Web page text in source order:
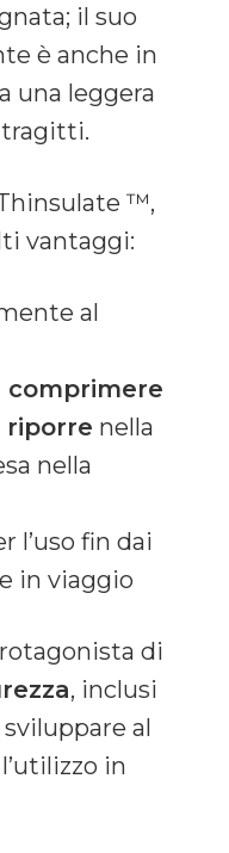
il suo
è anche in
una leggera
™,
vantaggi:
al
comprimere
riporre nella
nella
l’uso fin dai
in viaggio
di
, inclusi
al
in